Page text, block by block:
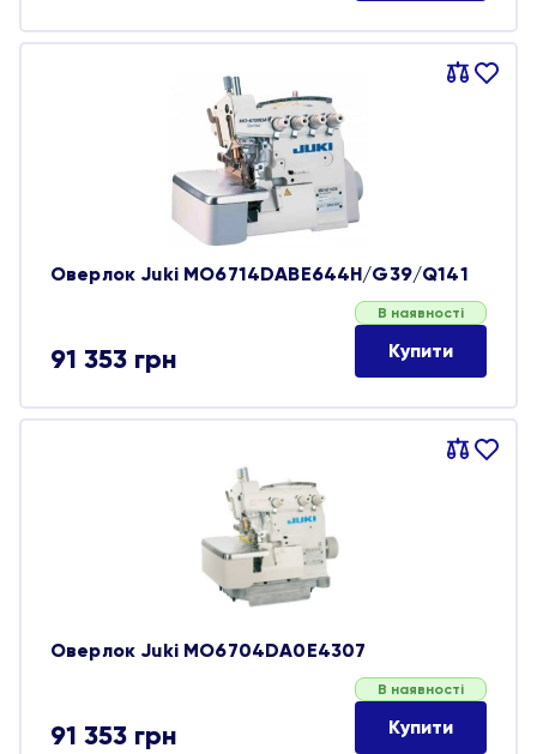
Порівняти
В
Оверлок Juki MO6714DABE644H/G39/Q141
91 353 грн
В наявності
Купити
Порівняти
В
Оверлок Juki MO6704DA0E4307
91 353 грн
В наявності
Купити